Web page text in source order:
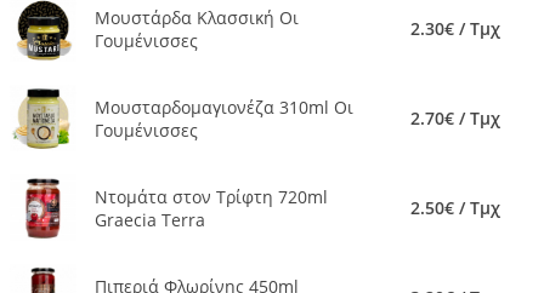
Μουστάρδα Κλασσική Οι
Γουμένισσες
2.30€ / Τμχ
Μουσταρδομαγιονέζα 310ml Οι
Γουμένισσες
2.70€ / Τμχ
Ντομάτα στον Τρίφτη 720ml
Graecia Terra
2.50€ / Τμχ
Πιπεριά Φλωρίνης 450ml